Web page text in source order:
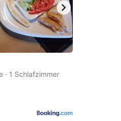
· 1 Schlafzimmer